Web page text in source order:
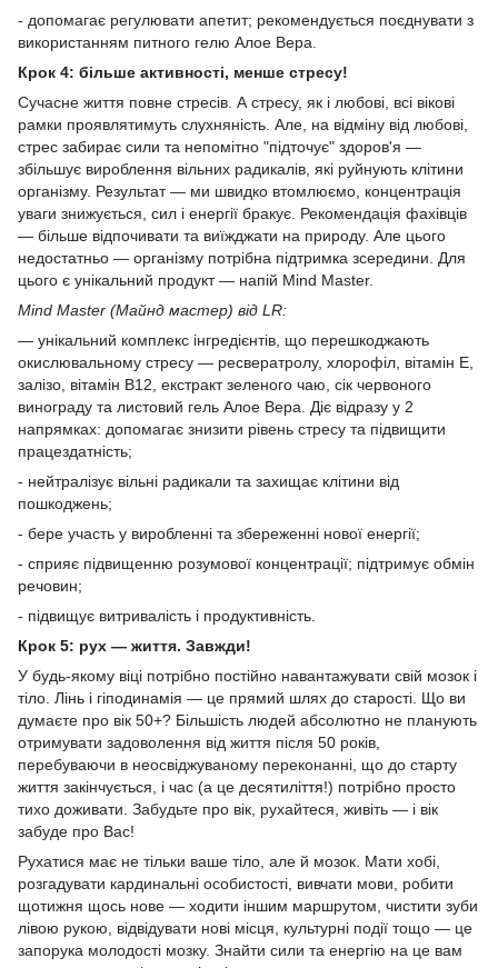
- допомагає регулювати апетит; рекомендується поєднувати з
використанням питного гелю Алое Вера.
Крок 4: більше активності, менше стресу!
Сучасне життя повне стресів. А стресу, як і любові, всі вікові
рамки проявлятимуть слухняність. Але, на відміну від любові,
стрес забирає сили та непомітно "підточує" здоров'я —
збільшує вироблення вільних радикалів, які руйнують клітини
організму. Результат — ми швидко втомлюємо, концентрація
уваги знижується, сил і енергії бракує. Рекомендація фахівців
— більше відпочивати та виїжджати на природу. Але цього
недостатньо — організму потрібна підтримка зсередини. Для
цього є унікальний продукт — напій Mind Master.
Mind Master (Майнд мастер) від LR:
— унікальний комплекс інгредієнтів, що перешкоджають
окислювальному стресу — ресвератролу, хлорофіл, вітамін Е,
залізо, вітамін В12, екстракт зеленого чаю, сік червоного
винограду та листовий гель Алое Вера. Діє відразу у 2
напрямках: допомагає знизити рівень стресу та підвищити
працездатність;
- нейтралізує вільні радикали та захищає клітини від
пошкоджень;
- бере участь у виробленні та збереженні нової енергії;
- сприяє підвищенню розумової концентрації; підтримує обмін
речовин;
- підвищує витривалість і продуктивність.
Крок 5: рух — життя. Завжди!
У будь-якому віці потрібно постійно навантажувати свій мозок і
тіло. Лінь і гіподинамія — це прямий шлях до старості. Що ви
думаєте про вік 50+? Більшість людей абсолютно не планують
отримувати задоволення від життя після 50 років,
перебуваючи в неосвіджуваному переконанні, що до старту
життя закінчується, і час (а це десятиліття!) потрібно просто
тихо доживати. Забудьте про вік, рухайтеся, живіть — і вік
забуде про Вас!
Рухатися має не тільки ваше тіло, але й мозок. Мати хобі,
розгадувати кардинальні особистості, вивчати мови, робити
щотижня щось нове — ходити іншим маршрутом, чистити зуби
лівою рукою, відвідувати нові місця, культурні події тощо — це
запорука молодості мозку. Знайти сили та енергію на це вам